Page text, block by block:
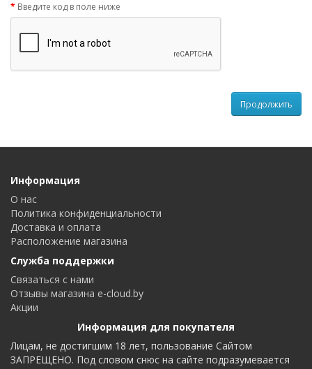
Введите код в поле ниже
Продолжить
Информация
О нас
Политика конфиденциальности
Доставка и оплата
Расположение магазина
Служба поддержки
Связаться с нами
Отзывы магазина e-cloud.by
Акции
Информация для покупателя
Лицам, не достигшим 18 лет, пользование Сайтом
ЗАПРЕЩЕНО. Под словом снюс на сайте подразумевается